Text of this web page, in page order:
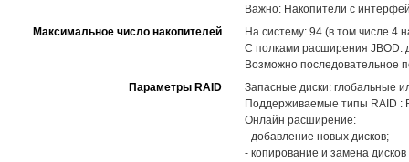
Важно: Накопители с
Максимальное число накопителей
На систему: 94 (в том числе 4
С полками расширения JBOD:
Возможно последовательное
Параметры RAID
Запасные диски: глобальные
Поддерживаемые типы RAID :
Онлайн расширение:
- добавление новых дисков;
- копирование и замена